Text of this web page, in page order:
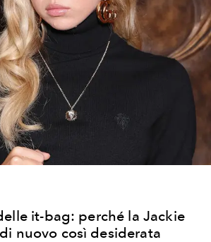
it-bag: perché la Jackie
nuovo così desiderata